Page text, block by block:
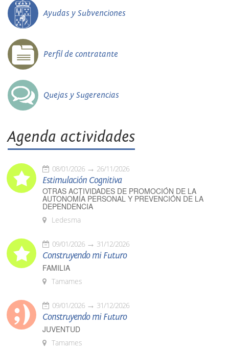
Ayudas y Subvenciones
Perfil de contratante
Quejas y Sugerencias
Agenda actividades
08/01/2026 26/11/2026
Estimulación Cognitiva
OTRAS ACTIVIDADES DE PROMOCIÓN DE LA
AUTONOMÍA PERSONAL Y PREVENCIÓN DE LA
DEPENDENCIA
Ledesma
09/01/2026 31/12/2026
Construyendo mi Futuro
FAMILIA
Tamames
09/01/2026 31/12/2026
Construyendo mi Futuro
JUVENTUD
Tamames